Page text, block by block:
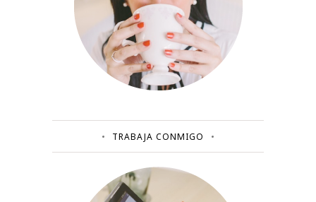
TRABAJA CONMIGO